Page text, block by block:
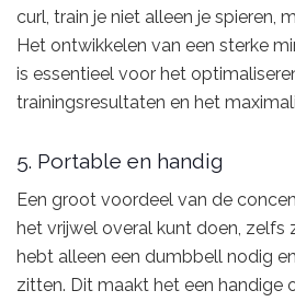
curl, train je niet alleen je spieren,
Het ontwikkelen van een sterke
is essentieel voor het
trainingsresultaten en het
5. Portable en handig
Een groot voordeel van de
het vrijwel overal kunt doen, zelfs
hebt alleen een dumbbell nodig
zitten. Dit maakt het een handige